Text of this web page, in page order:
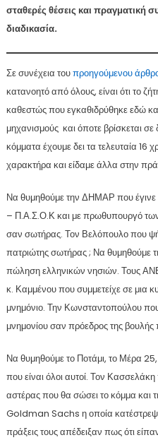
σταθερές θέσεις και πραγματική
διαδικασία.
Σε συνέχεια τουπροηγούμενου
κατανοητό από όλους, είναι ότι το
καθεστώς που εγκαθιδρύθηκε εδώ
μηχανισμούς και όποτε βρίσκεται
κόμματα έχουμε δει τα τελευταία 16
χαρακτήρα και είδαμε άλλα στην
Να θυμηθούμε την ΔΗΜΑΡ που
– Π.Α.Σ.Ο.Κ και με πρωθυπουργό των
σαν σωτήρας. Τον Βελόπουλο που
πατριώτης σωτήρας ; Να θυμηθούμε
πώληση ελληνικών νησιών. Τους
κ. Καμμένου που συμμετείχε σε μια
μνημόνιο. Την Κωνσταντοπούλου
μνημονίου σαν πρόεδρος της βουλής
Να θυμηθούμε το Ποτάμι, το Μέρα
που είναι όλοι αυτοί. Τον
αστέρας που θα σώσει το κόμμα
Goldman Sachs η οποία
πράξεις τους απέδειξαν πως ότι